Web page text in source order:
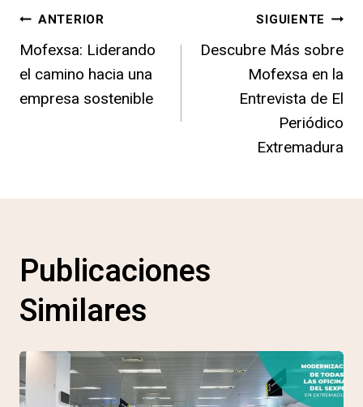
Navegación
de
entradas
ANTERIOR
Mofexsa: Liderando
el camino hacia una
empresa sostenible
SIGUIENTE
Descubre Más sobre
Mofexsa en la
Entrevista de El
Periódico
Extremadura
Publicaciones
Similares